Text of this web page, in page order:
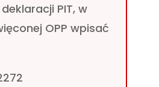
PIT, w
OPP wpisać